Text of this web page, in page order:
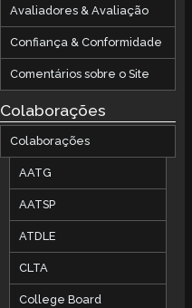
Avaliadores & Avaliação
Confiança & Conformidade
Comentários sobre o Site
Colaborações
Colaborações
AATG
AATSP
ATDLE
CLTA
College Board